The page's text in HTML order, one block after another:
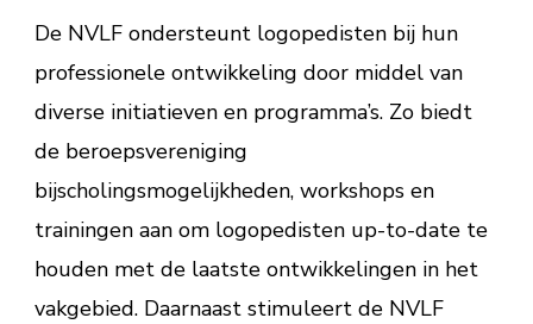
De NVLF ondersteunt logopedisten bij hun
professionele ontwikkeling door middel van
diverse initiatieven en programma’s. Zo biedt
de beroepsvereniging
bijscholingsmogelijkheden, workshops en
trainingen aan om logopedisten up-to-date te
houden met de laatste ontwikkelingen in het
vakgebied. Daarnaast stimuleert de NVLF